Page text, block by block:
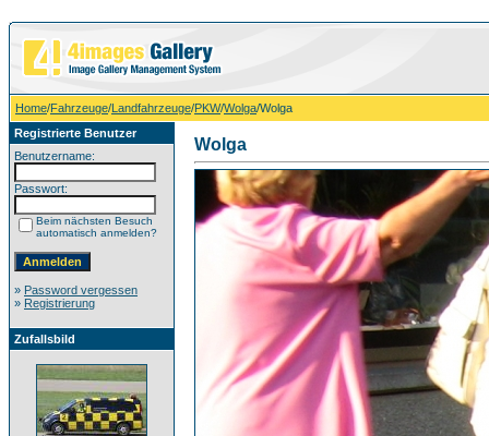
Home/Fahrzeuge/Landfahrzeuge/PKW/Wolga/Wolga
Registrierte Benutzer
Benutzername:
Passwort:
Beim nächsten Besuch
automatisch anmelden?
» Password vergessen
» Registrierung
Zufallsbild
Wolga